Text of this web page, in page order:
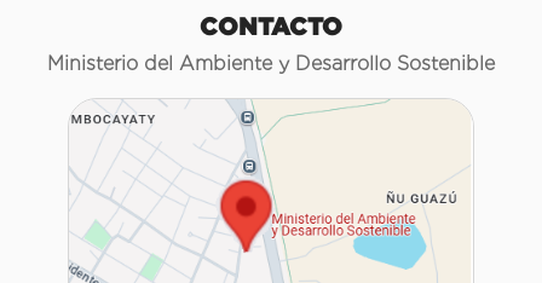
CONTACTO
Ministerio del Ambiente y Desarrollo Sostenible